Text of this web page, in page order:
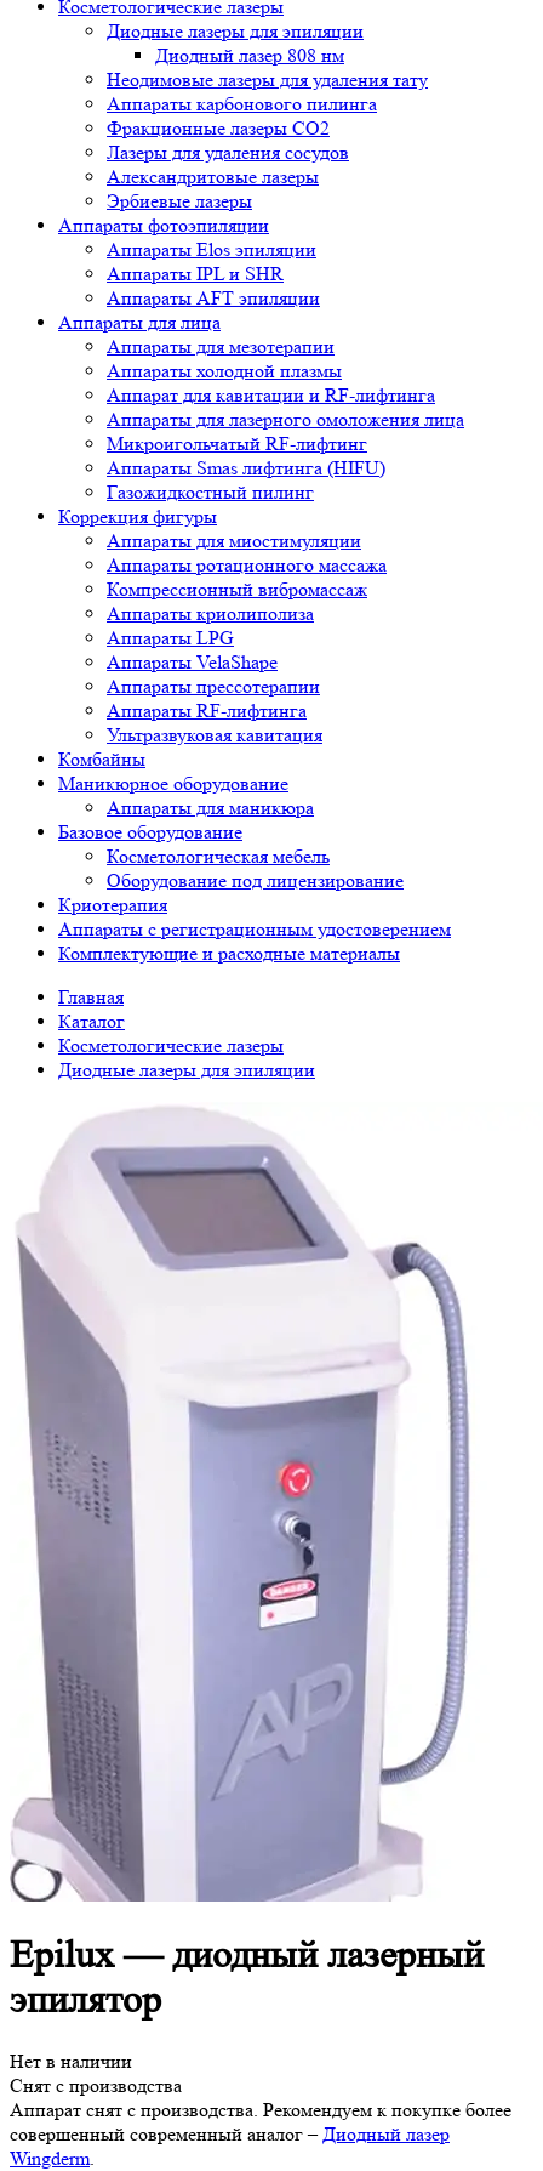
Косметологические лазеры
Диодные лазеры для эпиляции
Диодный лазер 808 нм
Неодимовые лазеры для удаления тату
Аппараты карбонового пилинга
Фракционные лазеры CO2
Лазеры для удаления сосудов
Александритовые лазеры
Эрбиевые лазеры
Аппараты фотоэпиляции
Аппараты Elos эпиляции
Аппараты IPL и SHR
Аппараты AFT эпиляции
Аппараты для лица
Аппараты для мезотерапии
Аппараты холодной плазмы
Аппарат для кавитации и RF-лифтинга
Аппараты для лазерного омоложения лица
Микроигольчатый RF-лифтинг
Аппараты Smas лифтинга (HIFU)
Газожидкостный пилинг
Коррекция фигуры
Аппараты для миостимуляции
Аппараты ротационного массажа
Компрессионный вибромассаж
Аппараты криолиполиза
Аппараты LPG
Аппараты VelaShape
Аппараты прессотерапии
Аппараты RF-лифтинга
Ультразвуковая кавитация
Комбайны
Маникюрное оборудование
Аппараты для маникюра
Базовое оборудование
Косметологическая мебель
Оборудование под лицензирование
Криотерапия
Аппараты c регистрационным удостоверением
Комплектующие и расходные материалы
Главная
Каталог
Косметологические лазеры
Диодные лазеры для эпиляции
Epilux — диодный лазерный
эпилятор
Нет в наличии
Снят с производства
Аппарат снят с производства. Рекомендуем к покупке более
совершенный современный аналог –Диодный лазер
Wingderm.